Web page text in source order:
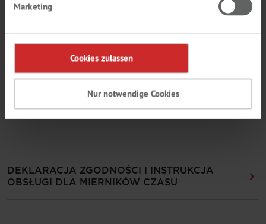
Marketing
Cookies zulassen
Nur notwendige Cookies
SZTUCZNYCH NA CHEMIKALIA
PIPET PASTERYZOWANYCH
DEKLARACJA ZGODNOŚCI I INSTRUKCJA
OBSŁUGI DLA MIERNIKÓW CZASU